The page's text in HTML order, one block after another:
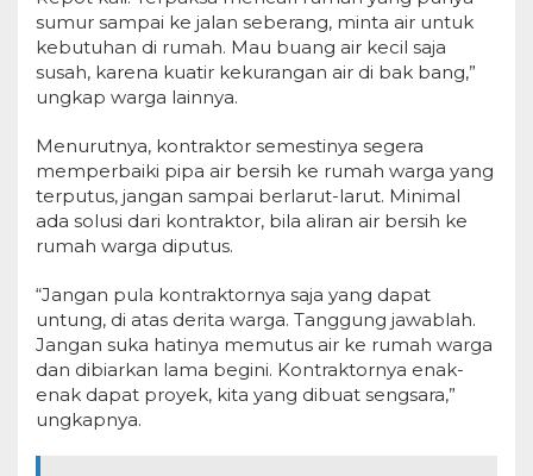
sumur sampai ke jalan seberang, minta air untuk
kebutuhan di rumah. Mau buang air kecil saja
susah, karena kuatir kekurangan air di bak bang,”
ungkap warga lainnya.
Menurutnya, kontraktor semestinya segera
memperbaiki pipa air bersih ke rumah warga yang
terputus, jangan sampai berlarut-larut. Minimal
ada solusi dari kontraktor, bila aliran air bersih ke
rumah warga diputus.
“Jangan pula kontraktornya saja yang dapat
untung, di atas derita warga. Tanggung jawablah.
Jangan suka hatinya memutus air ke rumah warga
dan dibiarkan lama begini. Kontraktornya enak-
enak dapat proyek, kita yang dibuat sengsara,”
ungkapnya.